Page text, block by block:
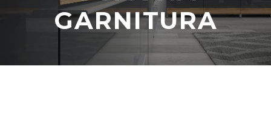
GARNITURA